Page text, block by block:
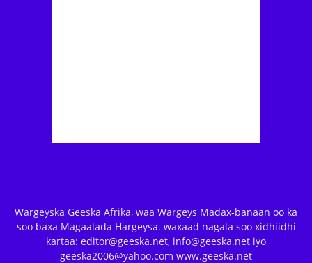
Wargeyska Geeska Afrika, waa Wargeys Madax-banaan oo ka
soo baxa Magaalada Hargeysa. waxaad nagala soo xidhiidhi
kartaa: editor@geeska.net, info@geeska.net iyo
geeska2006@yahoo.com www.geeska.net